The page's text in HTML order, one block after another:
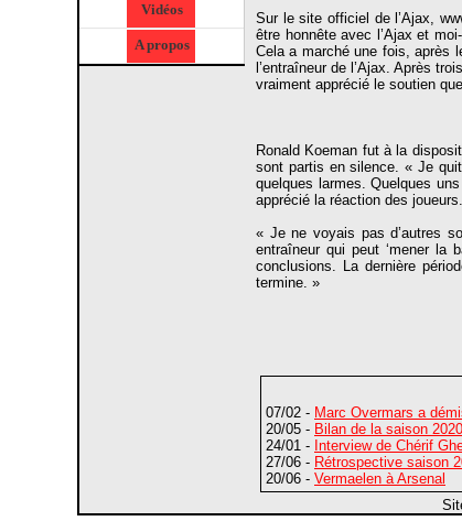
Vidéos
A propos
Sur le site officiel de l’Ajax,
être honnête avec l’Ajax et
Cela a marché une fois, après
l’entraîneur de l’Ajax. Après
vraiment apprécié le soutien
Ronald Koeman fut à la
sont partis en silence. « Je
quelques larmes. Quelques
apprécié la réaction des
« Je ne voyais pas d’autres
entraîneur qui peut ‘mener la
conclusions. La dernière
termine. »
07/02 - Marc Overmars a
20/05 - Bilan de la saison
24/01 - Interview de Chérif
27/06 - Rétrospective saison
20/06 - Vermaelen à Arsenal